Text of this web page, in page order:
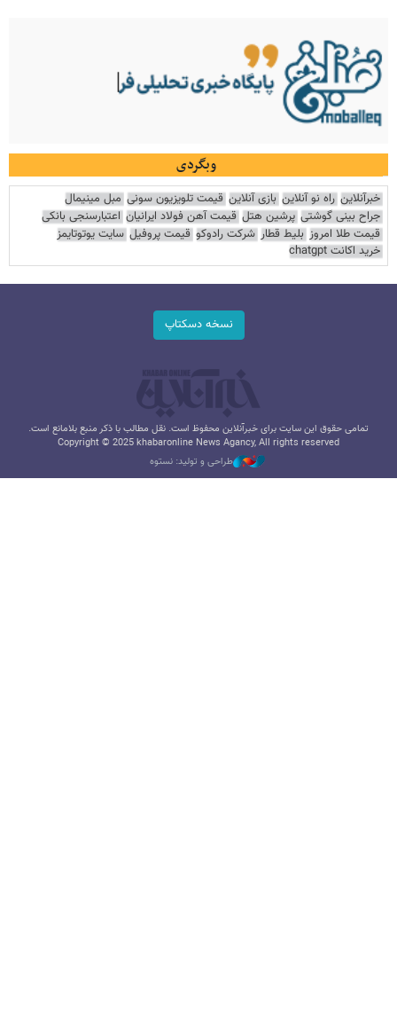
وبگردی
خبرآنلاین راه نو آنلاین بازی آنلاین قیمت تلویزیون سونی مبل مینیمال
جراح بینی گوشتی پرشین هتل قیمت آهن فولاد ایرانیان اعتبارسنجی بانکی
قیمت طلا امروز بلیط قطار شرکت رادوکو قیمت پروفیل سایت یوتوتایمز
خرید اکانت chatgpt
نسخه دسکتاپ
تمامی حقوق این سایت برای خبرآنلاین محفوظ است. نقل مطالب با ذکر منبع بلامانع است.
Copyright © 2025 khabaronline News Agancy, All rights reserved
طراحی و تولید: نستوه